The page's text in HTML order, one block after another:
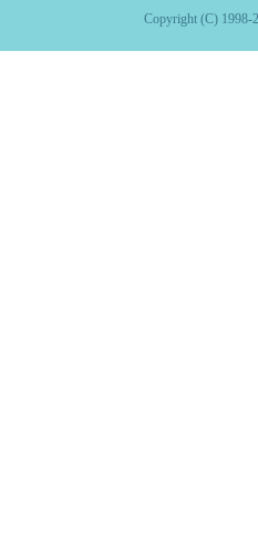
Copyright (C) 1998-